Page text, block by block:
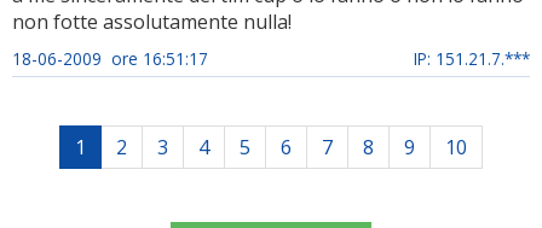
non fotte assolutamente nulla!
18-06-2009 ore 16:51:17 IP: 151.21.7.***
1 2 3 4 5 6 7 8 9 10